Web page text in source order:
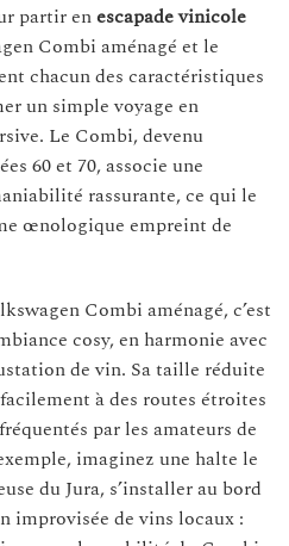
partir enescapade vinicole
Combi aménagé et le
chacun des caractéristiques
un simple voyage en
Le Combi, devenu
60 et 70, associe une
rassurante, ce qui le
œnologique empreint de
Combi aménagé, c’est
cosy, en harmonie avec
de vin. Sa taille réduite
à des routes étroites
par les amateurs de
imaginez une halte le
du Jura, s’installer au bord
improvisée de vins locaux :